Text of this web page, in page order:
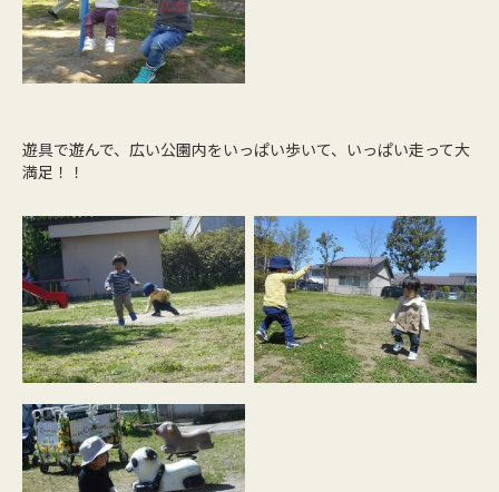
遊具で遊んで、広い公園内をいっぱい歩いて、いっぱい走って大
満足！！